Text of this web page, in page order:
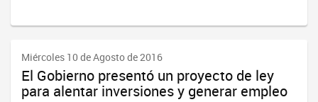
Miércoles 10 de Agosto de 2016
El Gobierno presentó un proyecto de ley
para alentar inversiones y generar empleo